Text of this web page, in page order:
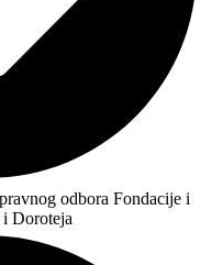
odbora Fondacije i
Doroteja